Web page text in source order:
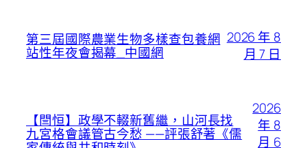
第三屆國際農業生物多樣查包養網
站性年夜會揭幕_中國網
2026 年 8
月 7 日
【閆恒】政學不輟新舊繼，山河長找
九宮格會議管古今愁 ——評張舒著《儒
2026
年 8
月 6